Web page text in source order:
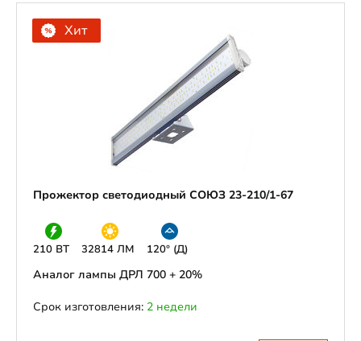
Хит
Прожектор светодиодный СОЮЗ 23-210/1-67
210 ВТ 32814 ЛМ 120° (Д)
Аналог лампы ДРЛ 700 + 20%
Срок изготовления: 2 недели